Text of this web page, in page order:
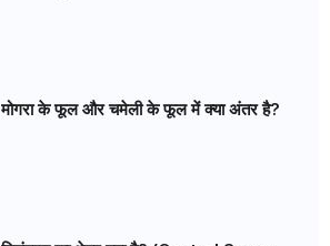
मोगरा के फूल और चमेली के फूल में क्या अंतर है?